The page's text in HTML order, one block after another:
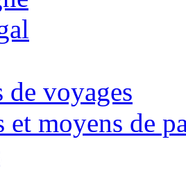
de voyages
et moyens de